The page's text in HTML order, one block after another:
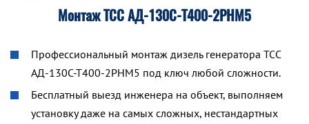
Монтаж ТСС АД-130С-Т400-2РНМ5
Профессиональный монтаж дизель генератора ТСС
АД-130С-Т400-2РНМ5 под ключ любой сложности.
Бесплатный выезд инженера на объект, выполняем
установку даже на самых сложных, нестандартных